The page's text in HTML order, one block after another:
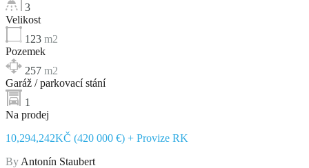
3
Velikost
123 m2
Pozemek
257 m2
Garáž / parkovací stání
1
Na prodej
10,294,242KČ (420 000 €) + Provize RK
By Antonín Staubert